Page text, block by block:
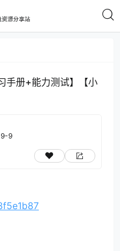
手册+能力测试】【小
9